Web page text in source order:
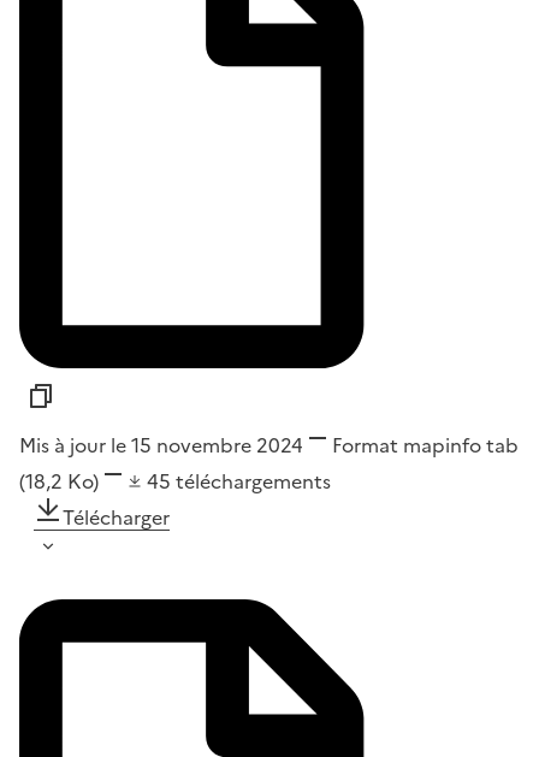
Mis à jour le 15 novembre 2024 Format mapinfo tab
(18,2 Ko)
45 téléchargements
Télécharger